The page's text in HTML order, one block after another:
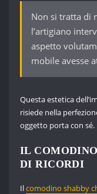
Non si tratta di
l’artigiano
aspetto
mobile avesse
Questa estetica
risiede nella
oggetto porta con sé.
IL
DI RICORDI
Ilcomodino shabby